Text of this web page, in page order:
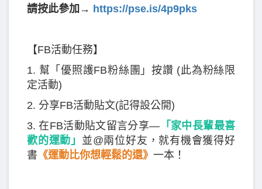
請按此參加→ https://pse.is/4p9pks
【FB活動任務】
1. 幫「優照護FB粉絲團」按讚 (此為粉絲限
定活動)
2. 分享FB活動貼文(記得設公開)
3. 在FB活動貼文留言分享— 「家中長輩最喜
歡的運動」 並@兩位好友，就有機會獲得好
書 《運動比你想輕鬆的還》 一本！